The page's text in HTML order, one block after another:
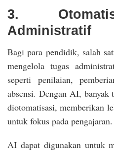
3.
Administratif
Bagi para pendidik, salah
mengelola tugas
seperti penilaian,
absensi. Dengan AI,
diotomatisasi, memberikan
untuk fokus pada pengajaran.
AI dapat digunakan untuk